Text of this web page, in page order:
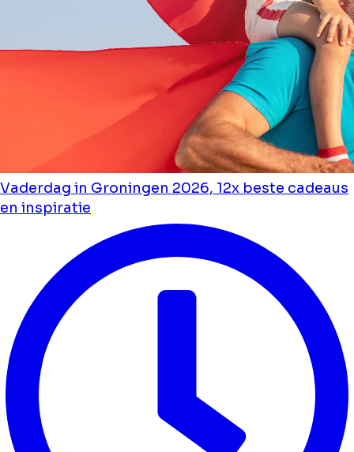
Vaderdag in Groningen 2026, 12x beste cadeaus
en inspiratie